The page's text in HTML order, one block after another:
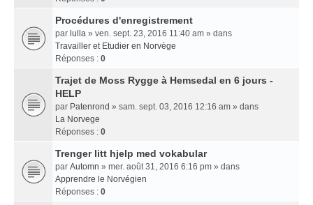
Procédures d'enregistrement
par lulla » ven. sept. 23, 2016 11:40 am » dans
Travailler et Etudier en Norvège
Réponses : 0
Trajet de Moss Rygge à Hemsedal en 6 jours -
HELP
par Patenrond » sam. sept. 03, 2016 12:16 am » dans
La Norvege
Réponses : 0
Trenger litt hjelp med vokabular
par Automn » mer. août 31, 2016 6:16 pm » dans
Apprendre le Norvégien
Réponses : 0